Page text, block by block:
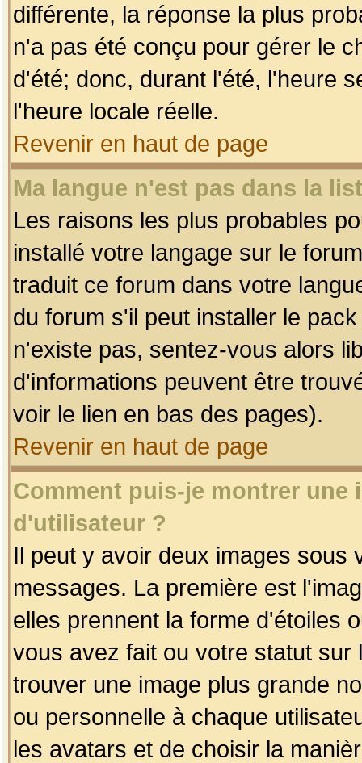
différente, la réponse la plus
n'a pas été conçu pour gérer le
d'été; donc, durant l'été, l'heure
l'heure locale réelle.
Revenir en haut de page
Ma langue n'est pas dans la
Les raisons les plus probables
installé votre langage sur le
traduit ce forum dans votre
du forum s'il peut installer le
n'existe pas, sentez-vous alors
d'informations peuvent être
voir le lien en bas des pages).
Revenir en haut de page
Comment puis-je montrer une
d'utilisateur ?
Il peut y avoir deux images sous
messages. La première est
elles prennent la forme d'étoiles
vous avez fait ou votre statut
trouver une image plus grande
ou personnelle à chaque
les avatars et de choisir la